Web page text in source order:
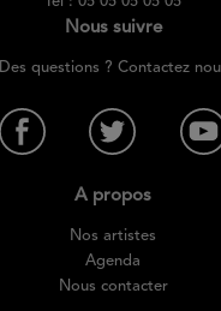
Nous suivre
Des questions ? Contactez
A propos
Nos artistes
Agenda
Nous contacter